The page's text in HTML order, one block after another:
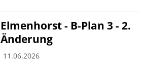
Elmenhorst - B-Plan 3 - 2.
Änderung
11.06.2026